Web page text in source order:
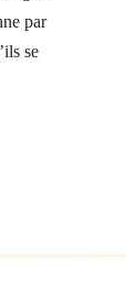
par
se